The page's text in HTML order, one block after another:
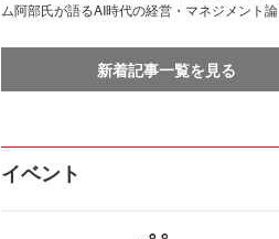
ム阿部氏が語るAI時代の経営・マネジメント論
新着記事一覧を見る
イベント